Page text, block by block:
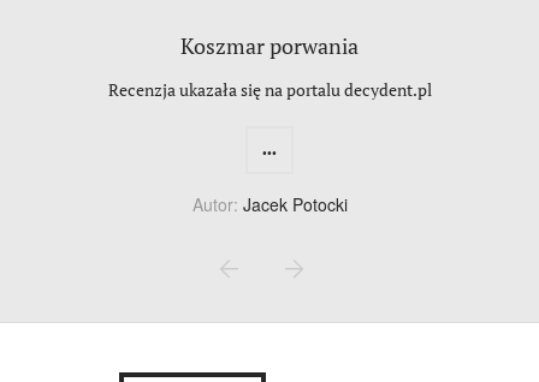
Koszmar porwania
Recenzja ukazała się na portalu decydent.pl
...
Autor: Jacek Potocki